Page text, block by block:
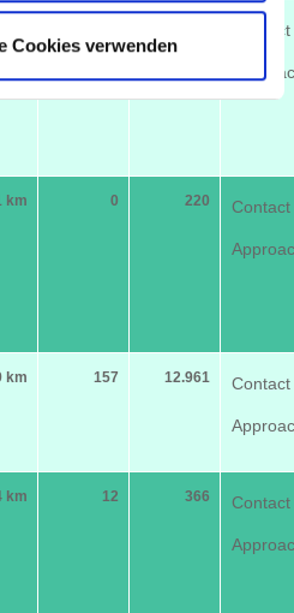
Cookies verwenden
Contact
km 0 220 Contact
km 157 12.961 Contact
km 12 366 Contact